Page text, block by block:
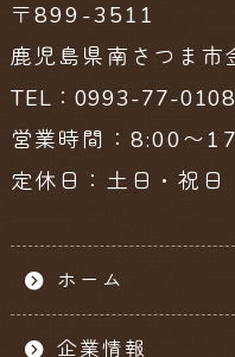
〒899-3511
鹿児島県南さつま
TEL：0993-77-
営業時間：8:00〜
定休日：土日・祝日
ホーム
企業情報